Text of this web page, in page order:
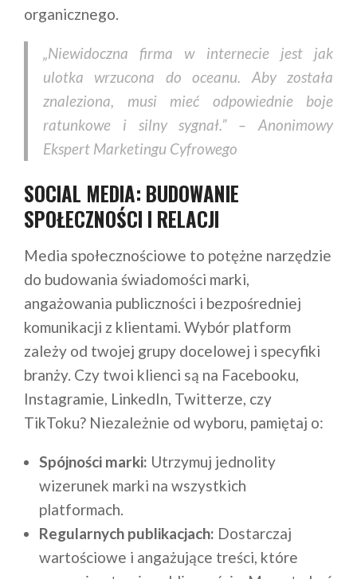
organicznego.
„Niewidoczna firma w internecie jest jak
ulotka wrzucona do oceanu. Aby została
znaleziona, musi mieć odpowiednie boje
ratunkowe i silny sygnał.” – Anonimowy
Ekspert Marketingu Cyfrowego
SOCIAL MEDIA: BUDOWANIE
SPOŁECZNOŚCI I RELACJI
Media społecznościowe to potężne narzędzie
do budowania świadomości marki,
angażowania publiczności i bezpośredniej
komunikacji z klientami. Wybór platform
zależy od twojej grupy docelowej i specyfiki
branży. Czy twoi klienci są na Facebooku,
Instagramie, LinkedIn, Twitterze, czy
TikToku? Niezależnie od wyboru, pamiętaj o:
Spójności marki: Utrzymuj jednolity
wizerunek marki na wszystkich
platformach.
Regularnych publikacjach: Dostarczaj
wartościowe i angażujące treści, które